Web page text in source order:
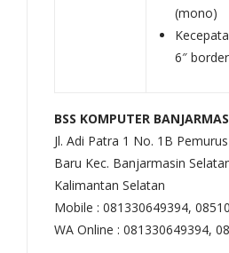
(mono)
6″
BSS KOMPUTER
Jl. Adi Patra 1 No. 1B
Baru Kec. Banjarmasin
Kalimantan Selatan
Mobile : 081330649394,
WA Online : 081330649394,